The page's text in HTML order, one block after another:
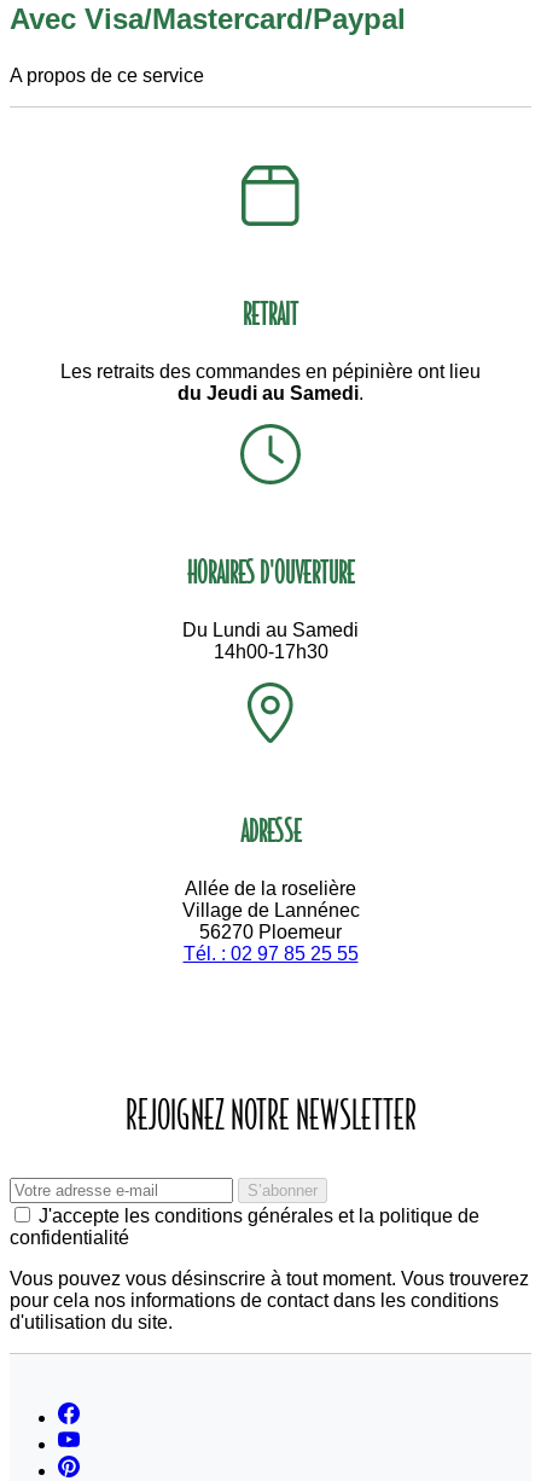
Avec Visa/Mastercard/Paypal
A propos de ce service
RETRAIT
Les retraits des commandes en pépinière ont lieu
du Jeudi au Samedi.
HORAIRES D'OUVERTURE
Du Lundi au Samedi
14h00-17h30
ADRESSE
Allée de la roselière
Village de Lannénec
56270 Ploemeur
Tél. : 02 97 85 25 55
REJOIGNEZ NOTRE NEWSLETTER
J'accepte les conditions générales et la politique de
confidentialité
Vous pouvez vous désinscrire à tout moment. Vous trouverez
pour cela nos informations de contact dans les conditions
d'utilisation du site.